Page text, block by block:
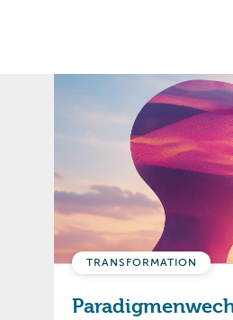
TRANSFORMATION